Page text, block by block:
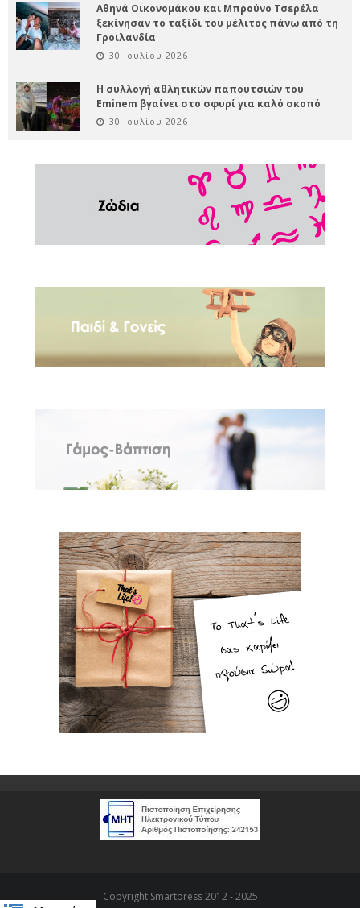
Αθηνά Οικονομάκου και Μπρούνο Τσερέλα
ξεκίνησαν το ταξίδι του μέλιτος πάνω από τη
Γροιλανδία
30 Ιουλίου 2026
Η συλλογή αθλητικών παπουτσιών του
Eminem βγαίνει στο σφυρί για καλό σκοπό
30 Ιουλίου 2026
Copyright Smartpress 2012 - 2025